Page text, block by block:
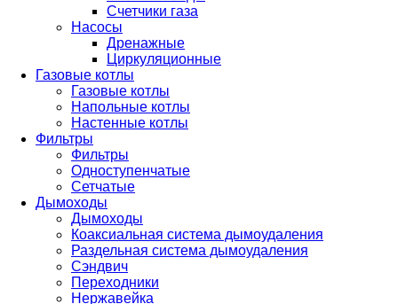
Счетчики газа
Насосы
Дренажные
Циркуляционные
Газовые котлы
Газовые котлы
Напольные котлы
Настенные котлы
Фильтры
Фильтры
Одноступенчатые
Сетчатые
Дымоходы
Дымоходы
Коаксиальная система дымоудаления
Раздельная система дымоудаления
Сэндвич
Переходники
Нержавейка